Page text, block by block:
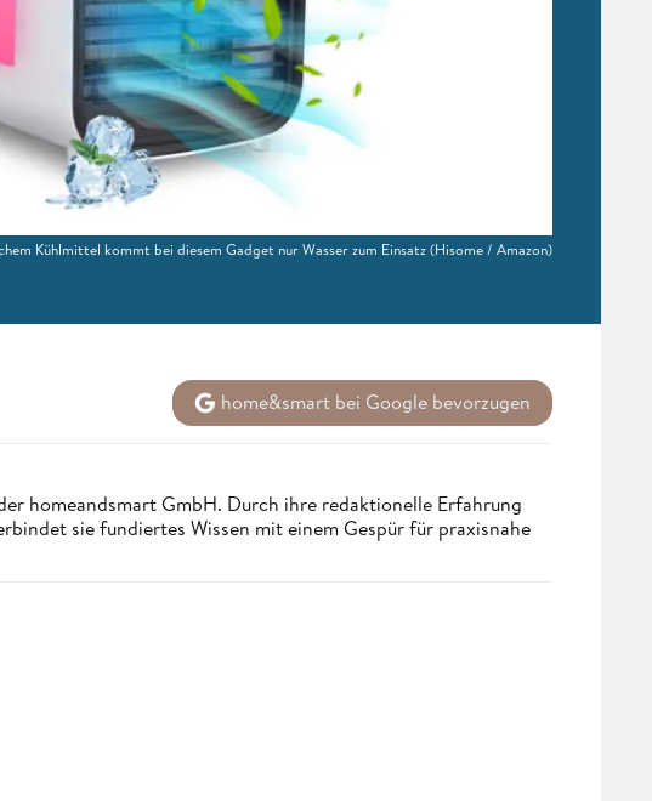
Kühlmittel kommt bei diesem Gadget nur Wasser zum Einsatz(Hisome / Amazon)
home&smart bei Google bevorzugen
homeandsmart GmbH. Durch ihre redaktionelle Erfahrung
sie fundiertes Wissen mit einem Gespür für praxisnahe